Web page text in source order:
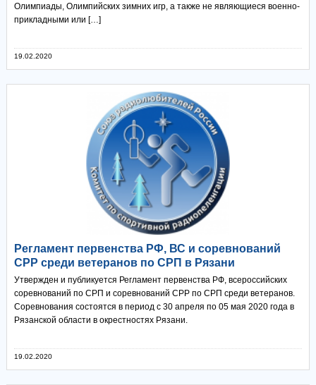
Олимпиады, Олимпийских зимних игр, а также не являющиеся военно-
прикладными или […]
19.02.2020
Регламент первенства РФ, ВС и соревнований
СРР среди ветеранов по СРП в Рязани
Утвержден и публикуется Регламент первенства РФ, всероссийских
соревнований по СРП и соревнований СРР по СРП среди ветеранов.
Соревнования состоятся в период с 30 апреля по 05 мая 2020 года в
Рязанской области в окрестностях Рязани.
19.02.2020